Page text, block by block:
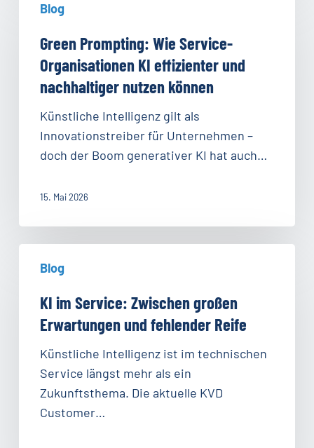
Prompting:
Service-
Organisationen
effizienter
nachhaltiger
können
Blog
Green Prompting: Wie Service-
Organisationen KI effizienter und
nachhaltiger nutzen können
Künstliche Intelligenz gilt als
Innovationstreiber für Unternehmen –
doch der Boom generativer KI hat auch…
15. Mai 2026
Zwischen
großen
Erwartungen
fehlender
Reife
Blog
KI im Service: Zwischen großen
Erwartungen und fehlender Reife
Künstliche Intelligenz ist im technischen
Service längst mehr als ein
Zukunftsthema. Die aktuelle KVD
Customer…